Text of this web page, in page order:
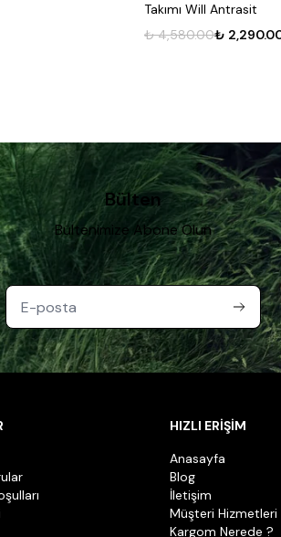
Kişilik Arrow Krem
₺ 6,275.00₺ 3,137.50
Bülten
Bültenimize Abone Olun
HIZLI ERİŞİM
Anasayfa
Blog
İletişim
Müşteri Hizmetleri
Kargom Nerede ?